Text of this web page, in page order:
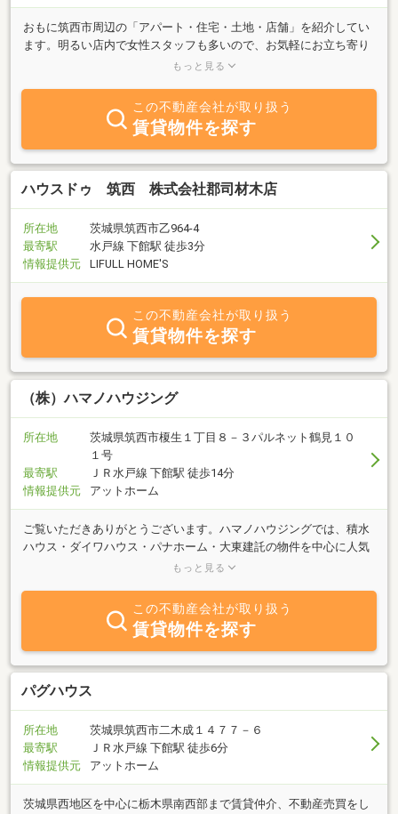
おもに筑西市周辺の「アパート・住宅・土地・店舗」を紹介してい
ます。明るい店内で女性スタッフも多いので、お気軽にお立ち寄り
下さい。下館駅南口の「カスミストアー下館店」のすぐ南側の店舗
もっと見る
この不動産会社が取り扱う
賃貸物件を探す
ハウスドゥ 筑西 株式会社郡司材木店
所在地
茨城県筑西市乙964-4
最寄駅
水戸線 下館駅 徒歩3分
情報提供元
LIFULL HOME'S
この不動産会社が取り扱う
賃貸物件を探す
（株）ハマノハウジング
所在地
茨城県筑西市榎生１丁目８－３パルネット鶴見１０
１号
最寄駅
ＪＲ水戸線 下館駅 徒歩14分
情報提供元
アットホーム
ご覧いただきありがとうございます。ハマノハウジングでは、積水
ハウス・ダイワハウス・パナホーム・大東建託の物件を中心に人気
のハウスメーカーの新築物件・築浅物件を筑西市・近隣地域で多数
の物件、法人様向けの駅近物件、ペット飼育可能物件まで豊富な情
報で、明るく元気なスタッフが誠心誠意・親切・丁寧をモットーに
ご案内いたします。お気軽にお問合せくださいませ。売買物件も取
り扱いしていますので、賃貸・売買で迷われている方もお気軽にお
問合せ下さいませ。
もっと見る
この不動産会社が取り扱う
賃貸物件を探す
パグハウス
所在地
茨城県筑西市二木成１４７７－６
最寄駅
ＪＲ水戸線 下館駅 徒歩6分
情報提供元
アットホーム
茨城県西地区を中心に栃木県南西部まで賃貸仲介、不動産売買をし